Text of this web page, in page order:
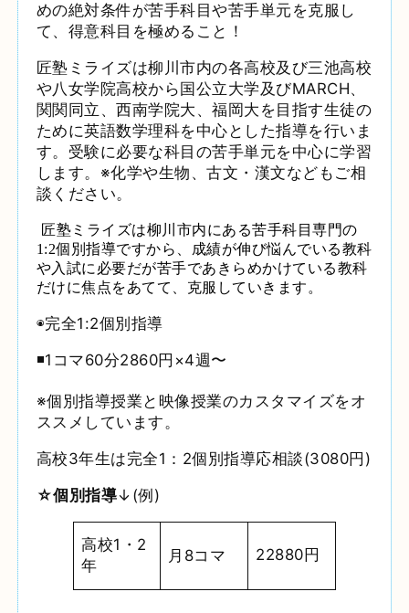
めの絶対条件が苦手科目や苦手単元を克服し
て、得意科目を極めること！
匠塾ミライズは柳川市内の各高校及び三池高校
や八女学院高校から国公立大学及びMARCH、
関関同立、西南学院大、福岡大を目指す生徒の
ために英語数学理科を中心とした指導を行いま
す。受験に必要な科目の苦手単元を中心に学習
します。※化学や生物、古文・漢文などもご相
談ください。
匠塾ミライズは柳川市内にある苦手科目専門の
1:2個別指導ですから、成績が伸び悩んでいる教科
や入試に必要だが苦手であきらめかけている教科
だけに焦点をあてて、克服していきます。
◉完全1:2個別指導
◾️1コマ60分2860円×4週〜
※個別指導授業と映像授業のカスタマイズをオ
ススメしています。
高校3年生は完全1：2個別指導応相談(3080円)
☆個別指導↓(例)
高校1・2
年
月8コマ 22880円